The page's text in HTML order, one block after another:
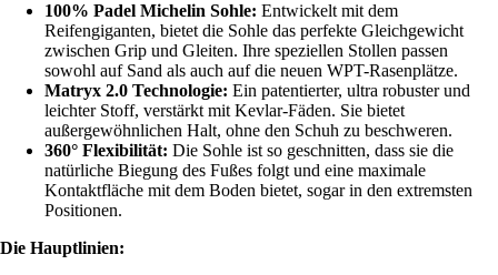
100% Padel Michelin Sohle: Entwickelt mit dem
Reifengiganten, bietet die Sohle das perfekte Gleichgewicht
zwischen Grip und Gleiten. Ihre speziellen Stollen passen
sowohl auf Sand als auch auf die neuen WPT-Rasenplätze.
Matryx 2.0 Technologie: Ein patentierter, ultra robuster und
leichter Stoff, verstärkt mit Kevlar-Fäden. Sie bietet
außergewöhnlichen Halt, ohne den Schuh zu beschweren.
360° Flexibilität: Die Sohle ist so geschnitten, dass sie die
natürliche Biegung des Fußes folgt und eine maximale
Kontaktfläche mit dem Boden bietet, sogar in den extremsten
Positionen.
Die Hauptlinien: